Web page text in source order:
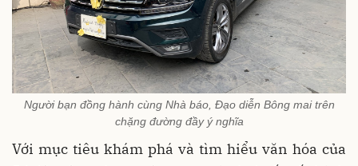
Người bạn đồng hành cùng Nhà báo, Đạo diễn Bông mai trên
chặng đường đầy ý nghĩa
Với mục tiêu khám phá và tìm hiểu văn hóa của